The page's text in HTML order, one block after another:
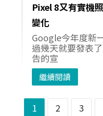
Pixel 8又有實機
變化
Google今年度新
過幾天就要發表
告的宣
繼續閱讀
1 2 3